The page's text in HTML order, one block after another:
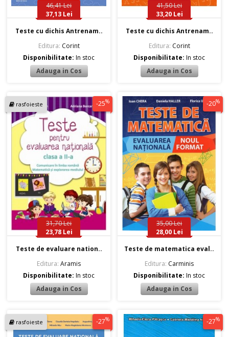
46,41 Lei
37,13 Lei
Teste cu dichis Antrenam..
Editura: Corint
Disponibilitate:In stoc
41,50 Lei
33,20 Lei
Teste cu dichis Antrenam..
Editura: Corint
Disponibilitate:In stoc
rasfoieste -25%
31,70 Lei
23,78 Lei
Teste de evaluare nation..
Editura: Aramis
Disponibilitate:In stoc
-20%
35,00 Lei
28,00 Lei
Teste de matematica eval..
Editura: Carminis
Disponibilitate:In stoc
rasfoieste -27% -27%